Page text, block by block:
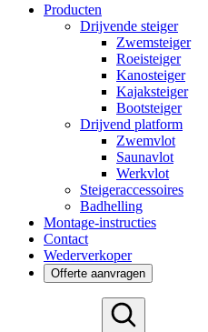
Producten
Drijvende steiger
Zwemsteiger
Roeisteiger
Kanosteiger
Kajaksteiger
Bootsteiger
Drijvend platform
Zwemvlot
Saunavlot
Werkvlot
Steigeraccessoires
Badhelling
Montage-instructies
Contact
Wederverkoper
Offerte aanvragen